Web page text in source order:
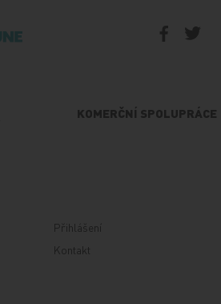
KOMERČNÍ SPOLUPRÁCE
Přihlášení
Kontakt